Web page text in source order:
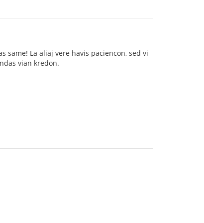
same! La aliaj vere havis paciencon, sed vi
vian kredon.